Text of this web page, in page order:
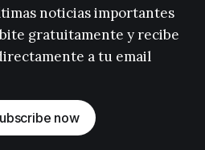
noticias importantes
gratuitamente y recibe
a tu email
now